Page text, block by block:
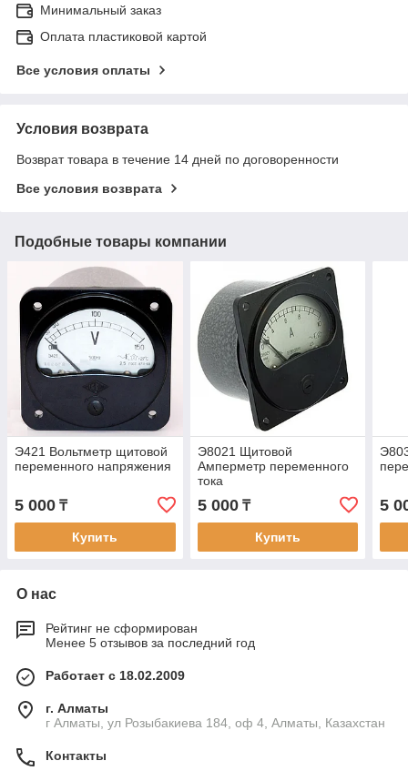
Минимальный заказ
Оплата пластиковой картой
Все условия оплаты
Условия возврата
Возврат товара в течение 14 дней по договоренности
Все условия возврата
Подобные товары компании
Э421 Вольтметр щитовой
переменного напряжения
5 000 ₸
Купить
Э8021 Щитовой
Амперметр переменного
тока
5 000₸
Купить
5
О нас
Рейтинг не сформирован
Менее 5 отзывов за последний год
Работает с 18.02.2009
г. Алматы
г Алматы, ул Розыбакиева 184, оф 4, Алматы, Казахстан
Контакты